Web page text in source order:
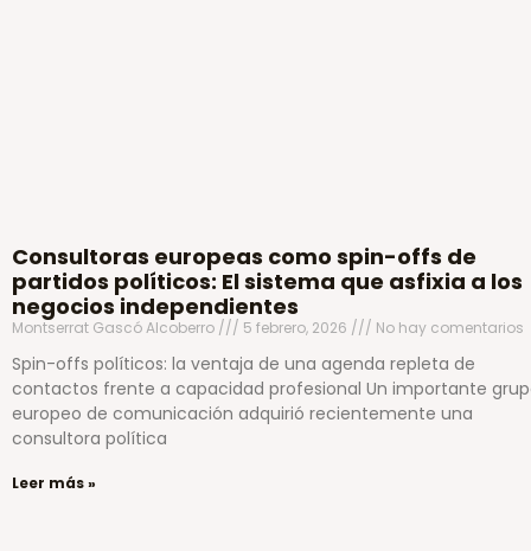
Consultoras europeas como spin-offs de
partidos políticos: El sistema que asfixia a los
negocios independientes
Montserrat Gascó Alcoberro 5 febrero, 2026 No hay comentarios
Spin-offs políticos: la ventaja de una agenda repleta de
contactos frente a capacidad profesional Un importante
europeo de comunicación adquirió recientemente una
consultora política
Leer más »